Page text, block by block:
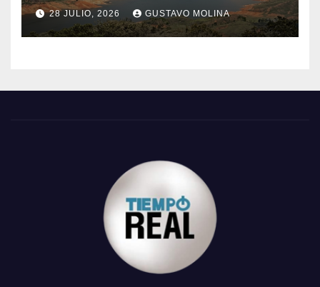
28 JULIO, 2026 GUSTAVO MOLINA